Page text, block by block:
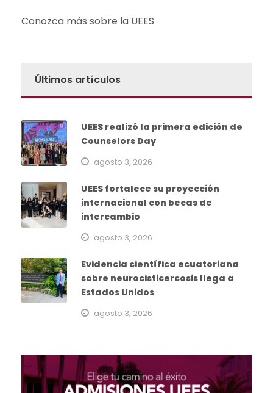
Conozca más sobre la UEES
Últimos artículos
UEES realizó la primera edición de
Counselors Day
agosto 3, 2026
UEES fortalece su proyección
internacional con becas de
intercambio
agosto 3, 2026
Evidencia científica ecuatoriana
sobre neurocisticercosis llega a
Estados Unidos
agosto 3, 2026